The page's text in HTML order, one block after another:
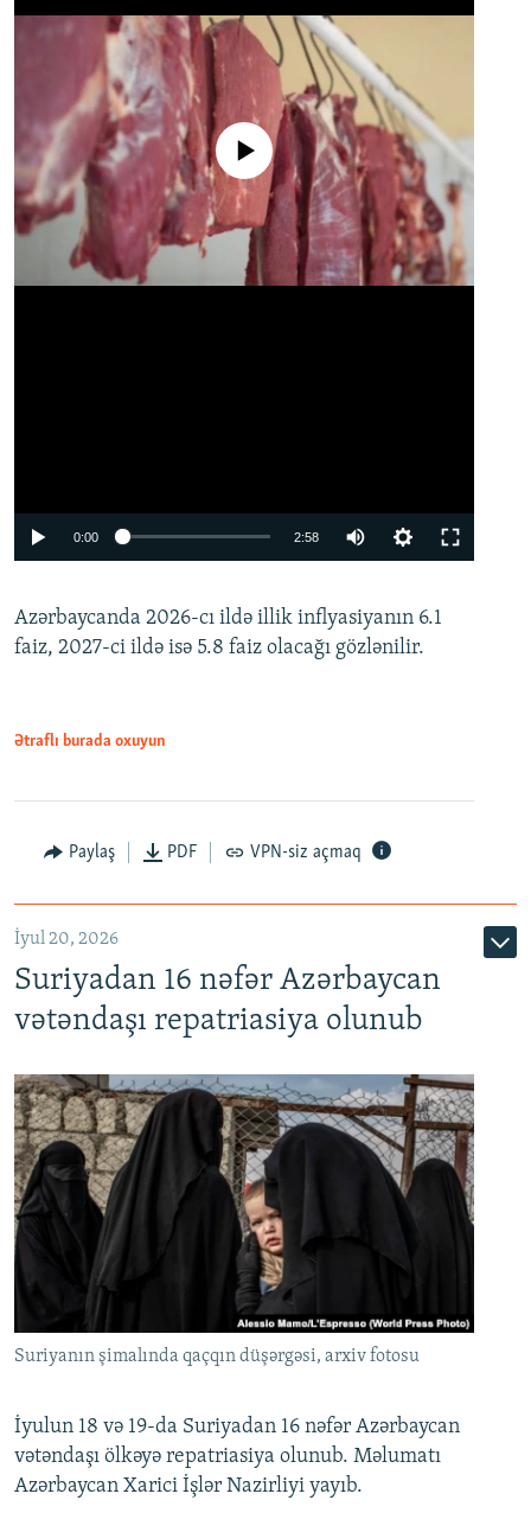
Auto
No media source currently available
0:00 2:58
360p
480p
Azərbaycanda 2026-cı ildə illik inflyasiyanın 6.1
faiz, 2027-ci ildə isə 5.8 faiz olacağı gözlənilir.
Ətraflı burada oxuyun
Paylaş PDF VPN-siz açmaq
İyul 20, 2026
Suriyadan 16 nəfər Azərbaycan
vətəndaşı repatriasiya olunub
Suriyanın şimalında qaçqın düşərgəsi, arxiv fotosu
İyulun 18 və 19-da Suriyadan 16 nəfər Azərbaycan
vətəndaşı ölkəyə repatriasiya olunub. Məlumatı
Azərbaycan Xarici İşlər Nazirliyi yayıb.